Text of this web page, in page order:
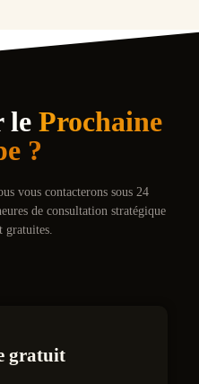
le Prochaine
?
vous contacterons sous 24
de consultation stratégique
gratuites.
gratuit